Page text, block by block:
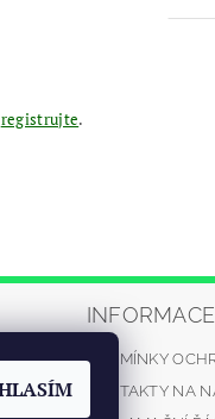
registrujte.
PODMÍNKY
KONTAKTY NA